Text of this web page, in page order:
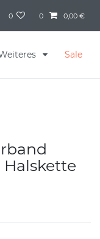
0 0 0,00 €
Sale